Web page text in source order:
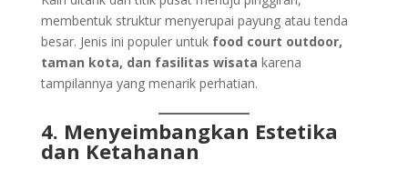
membentuk struktur menyerupai payung atau tenda
besar. Jenis ini populer untuk food court outdoor,
taman kota, dan fasilitas wisata karena
tampilannya yang menarik perhatian.
4. Menyeimbangkan Estetika
dan Ketahanan